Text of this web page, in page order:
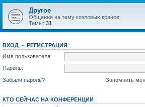
Другое
Общение на тему козловых кранов
Темы: 31
ВХОД • РЕГИСТРАЦИЯ
Имя пользователя:
Пароль:
Забыли пароль?
Запомнить
КТО СЕЙЧАС НА КОНФЕРЕНЦИИ